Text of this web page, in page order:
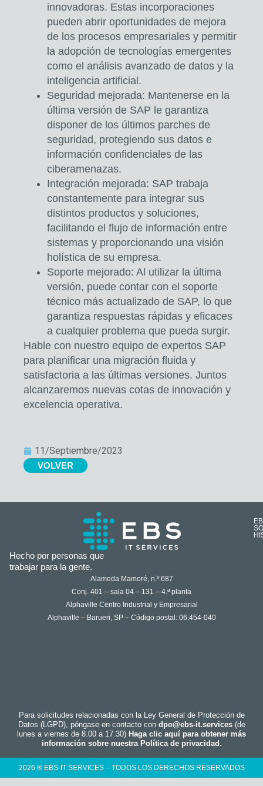
innovadoras. Estas incorporaciones
pueden abrir oportunidades de mejora
de los procesos empresariales y permitir
la adopción de tecnologías emergentes
como el análisis avanzado de datos y la
inteligencia artificial.
Seguridad mejorada: Mantenerse en la
última versión de SAP le garantiza
disponer de los últimos parches de
seguridad, protegiendo sus datos e
información confidenciales de las
ciberamenazas.
Integración mejorada: SAP trabaja
constantemente para integrar sus
distintos productos y soluciones,
facilitando el flujo de información entre
sistemas y proporcionando una visión
holística de su empresa.
Soporte mejorado: Al utilizar la última
versión, puede contar con el soporte
técnico más actualizado de SAP, lo que
garantiza respuestas rápidas y eficaces
a cualquier problema que pueda surgir.
Hable con nuestro equipo de expertos SAP
para planificar una migración fluida y
satisfactoria a las últimas versiones. Juntos
alcanzaremos nuevas cotas de innovación y
excelencia operativa.
11/Septiembre/2023
VOLVER
Hecho por personas que
trabajar para la gente.
Alameda Mamoré, n.º 687
Conj. 401 – sala 04 – 131 – 4.ª planta
Alphaville Centro Industrial y Empresarial
Alphaville – Barueri, SP – Código postal: 06.454-040
Para solicitudes relacionadas con la Ley General de Protección de
Datos (LGPD), póngase en contacto con dpo@ebs-it.services(de
lunes a viernes de 8.00 a 17.30) Haga clic aquí para obtener más
información sobre nuestra Política de privacidad.
2026 ® EBS-IT SERVICES – TODOS LOS DERECHOS RESERVADOS